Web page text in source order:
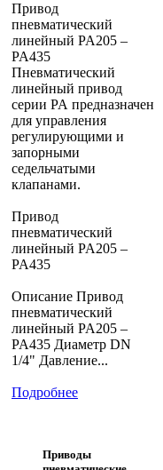
Привод
пневматический
линейный PA205 –
PA435
Пневматический
линейный привод
серии PA предназначен
для управления
регулирующими и
запорными
седельчатыми
клапанами.
Привод
пневматический
линейный PA205 –
PA435
Описание Привод
пневматический
линейный PA205 –
PA435 Диаметр DN
1/4" Давление...
Подробнее
Приводы